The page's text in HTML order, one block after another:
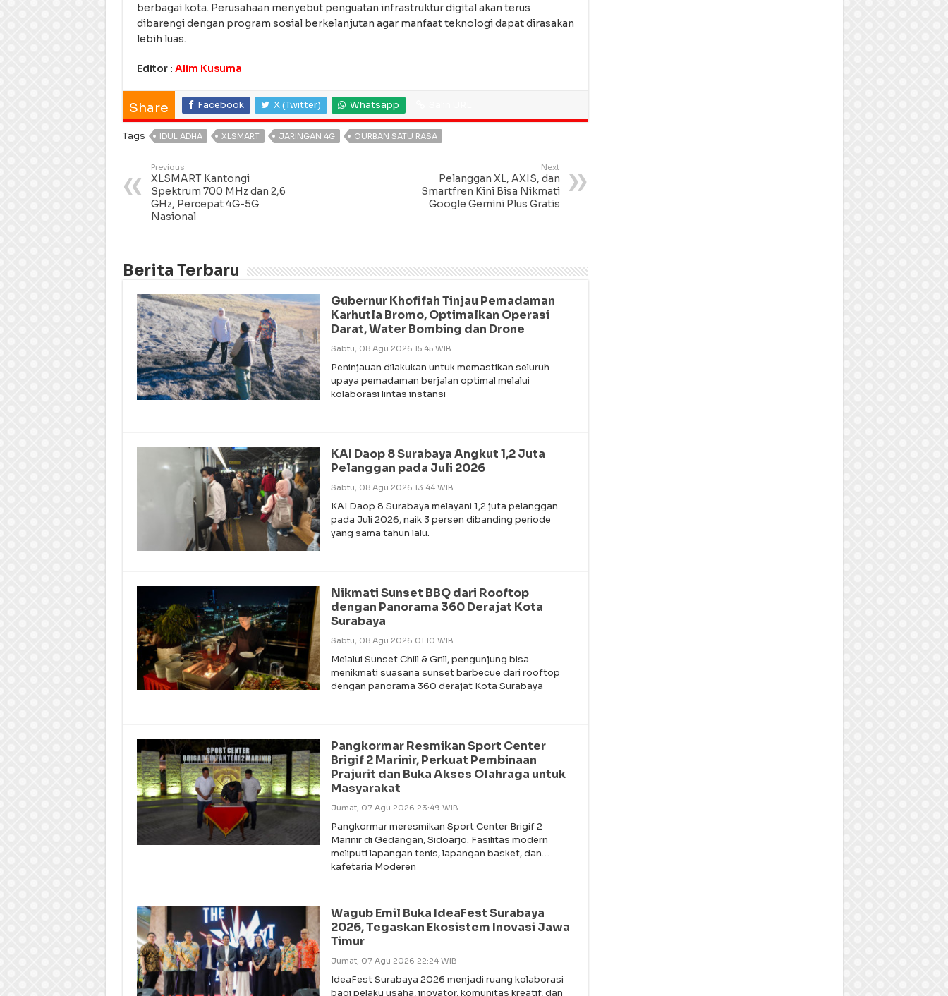
berbagai kota. Perusahaan menyebut penguatan infrastruktur digital akan terus
dibarengi dengan program sosial berkelanjutan agar manfaat teknologi dapat dirasakan
lebih luas.
Editor : Alim Kusuma
Share Facebook X (Twitter) Whatsapp
Tags IDUL ADHA XLSMART JARINGAN 4G QURBAN SATU RASA
Previous
XLSMART Kantongi
Spektrum 700 MHz dan 2,6
GHz, Percepat 4G-5G
Nasional
Next
Pelanggan XL, AXIS, dan
Smartfren Kini Bisa Nikmati
Google Gemini Plus Gratis
Berita Terbaru
Gubernur Khofifah Tinjau Pemadaman
Karhutla Bromo, Optimalkan Operasi
Darat, Water Bombing dan Drone
Sabtu, 08 Agu 2026 15:45 WIB
Peninjauan dilakukan untuk memastikan seluruh
upaya pemadaman berjalan optimal melalui
kolaborasi lintas instansi
KAI Daop 8 Surabaya Angkut 1,2 Juta
Pelanggan pada Juli 2026
Sabtu, 08 Agu 2026 13:44 WIB
KAI Daop 8 Surabaya melayani 1,2 juta pelanggan
pada Juli 2026, naik 3 persen dibanding periode
yang sama tahun lalu.
Nikmati Sunset BBQ dari Rooftop
dengan Panorama 360 Derajat Kota
Surabaya
Sabtu, 08 Agu 2026 01:10 WIB
Melalui Sunset Chill & Grill, pengunjung bisa
menikmati suasana sunset barbecue dari rooftop
dengan panorama 360 derajat Kota Surabaya
Pangkormar Resmikan Sport Center
Brigif 2 Marinir, Perkuat Pembinaan
Prajurit dan Buka Akses Olahraga untuk
Masyarakat
Jumat, 07 Agu 2026 23:49 WIB
Pangkormar meresmikan Sport Center Brigif 2
Marinir di Gedangan, Sidoarjo. Fasilitas modern
meliputi lapangan tenis, lapangan basket, dan
kafetaria Moderen
Wagub Emil Buka IdeaFest Surabaya
2026, Tegaskan Ekosistem Inovasi Jawa
Timur
Jumat, 07 Agu 2026 22:24 WIB
IdeaFest Surabaya 2026 menjadi ruang kolaborasi
bagi pelaku usaha, inovator, komunitas kreatif, dan